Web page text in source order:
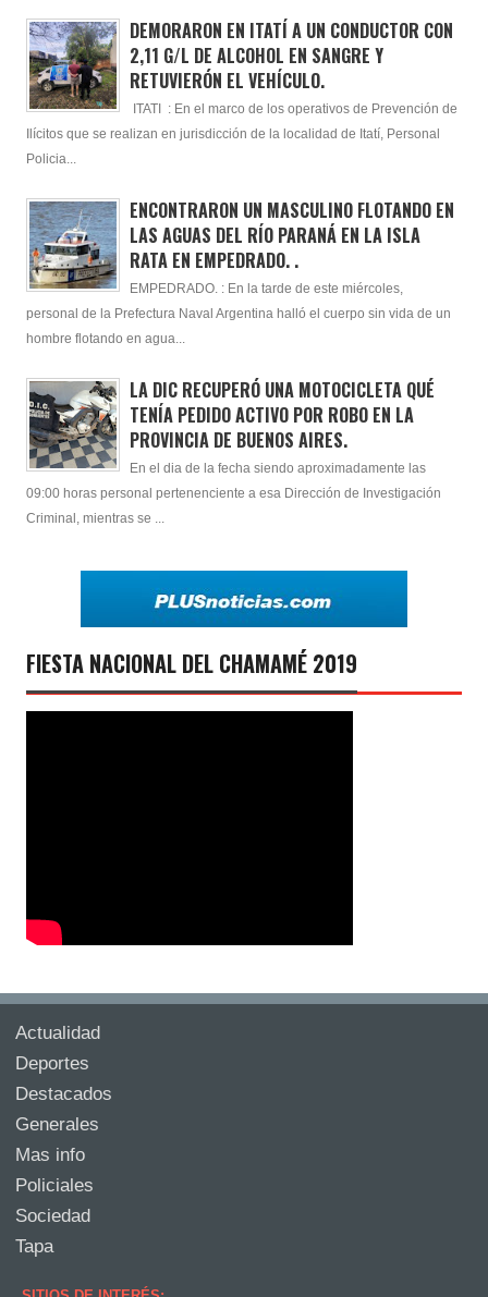
DEMORARON EN ITATÍ A UN CONDUCTOR CON
2,11 G/L DE ALCOHOL EN SANGRE Y
RETUVIERÓN EL VEHÍCULO.
ITATI : En el marco de los operativos de Prevención de
Ilícitos que se realizan en jurisdicción de la localidad de Itatí, Personal
Policia...
ENCONTRARON UN MASCULINO FLOTANDO EN
LAS AGUAS DEL RÍO PARANÁ EN LA ISLA
RATA EN EMPEDRADO. .
EMPEDRADO. : En la tarde de este miércoles,
personal de la Prefectura Naval Argentina halló el cuerpo sin vida de un
hombre flotando en agua...
LA DIC RECUPERÓ UNA MOTOCICLETA QUÉ
TENÍA PEDIDO ACTIVO POR ROBO EN LA
PROVINCIA DE BUENOS AIRES.
En el dia de la fecha siendo aproximadamente las
09:00 horas personal pertenenciente a esa Dirección de Investigación
Criminal, mientras se ...
FIESTA NACIONAL DEL CHAMAMÉ 2019
Actualidad
Deportes
Destacados
Generales
Mas info
Policiales
Sociedad
Tapa